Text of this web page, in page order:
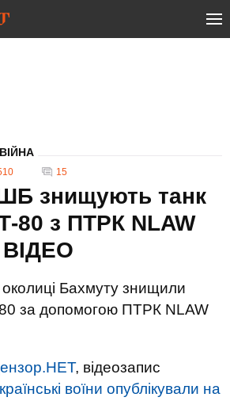
ВІЙНА
15
знищують танк
80 з ПТРК NLAW
ВIДЕО
Бахмуту знищили
за допомогою ПТРК NLAW
, відеозапис
воїни опублікували на